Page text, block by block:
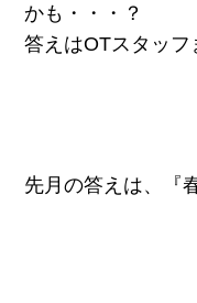
かも・・・？
答えはOTスタッフ
先月の答えは、『